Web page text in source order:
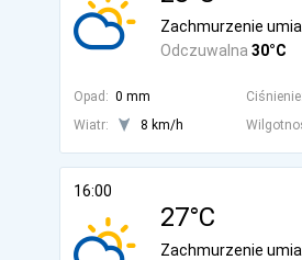
Odczuwalna 30°C
Zachmurzenie
Opad: 0 mm Ciśnienie:
Wiatr:
8 km/h
16:00
27°C
Zachmurzenie